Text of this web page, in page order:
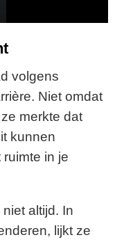
volgens
Niet omdat
merkte dat
kunnen
in je
altijd. In
lijkt ze